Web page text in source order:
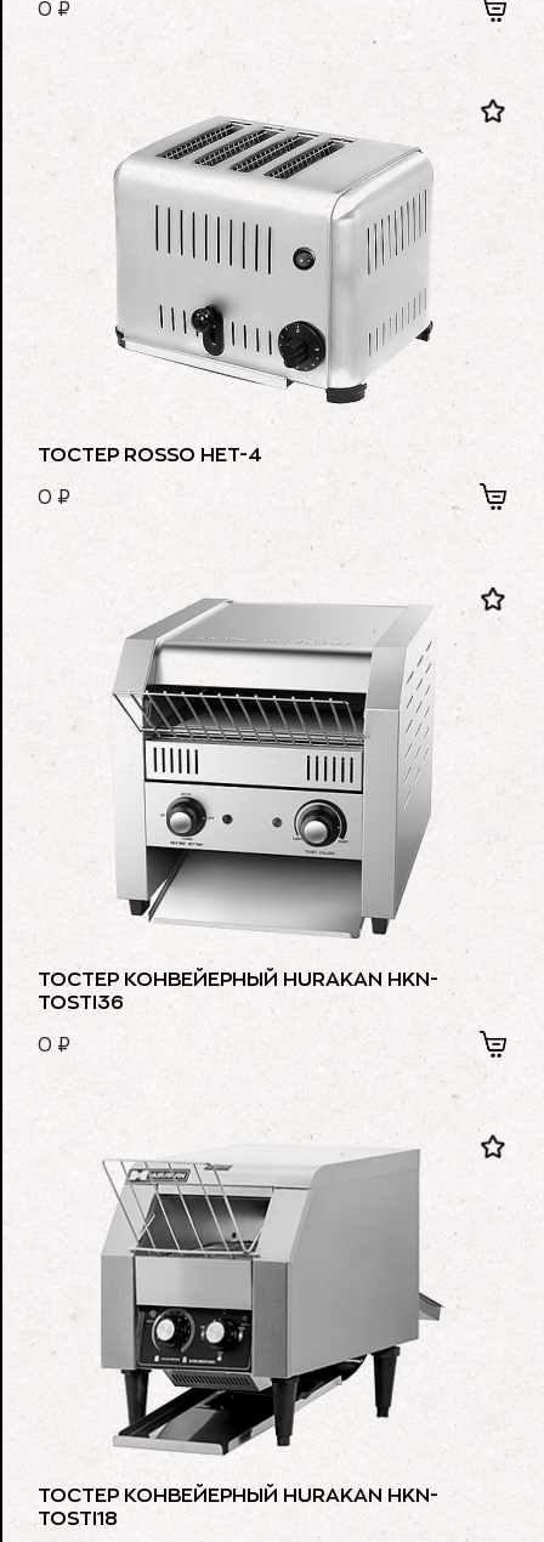
0 ₽
ТОСТЕР ROSSO HET-4
0 ₽
ТОСТЕР КОНВЕЙЕРНЫЙ HURAKAN HKN-
TOSTI36
0 ₽
ТОСТЕР КОНВЕЙЕРНЫЙ HURAKAN HKN-
TOSTI18